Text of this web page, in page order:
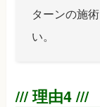
ターンの施
い。